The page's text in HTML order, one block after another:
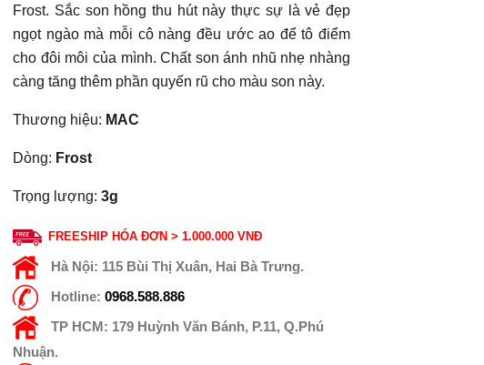
Frost. Sắc son hồng thu hút này thực sự là vẻ đẹp
ngọt ngào mà mỗi cô nàng đều ước ao để tô điểm
cho đôi môi của mình. Chất son ánh nhũ nhẹ nhàng
càng tăng thêm phần quyến rũ cho màu son này.
Thương hiệu: MAC
Dòng: Frost
Trọng lượng:3g
FREESHIP HÓA ĐƠN > 1.000.000 VNĐ
Hà Nội: 115 Bùi Thị Xuân, Hai Bà Trưng.
Hotline:0968.588.886
TP HCM: 179 Huỳnh Văn Bánh, P.11, Q.Phú
Nhuận.